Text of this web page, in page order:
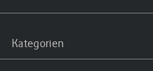
Kategorien